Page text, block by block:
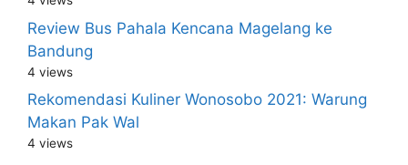
Review Bus Pahala Kencana Magelang ke
Bandung
4 views
Rekomendasi Kuliner Wonosobo 2021: Warung
Makan Pak Wal
4 views